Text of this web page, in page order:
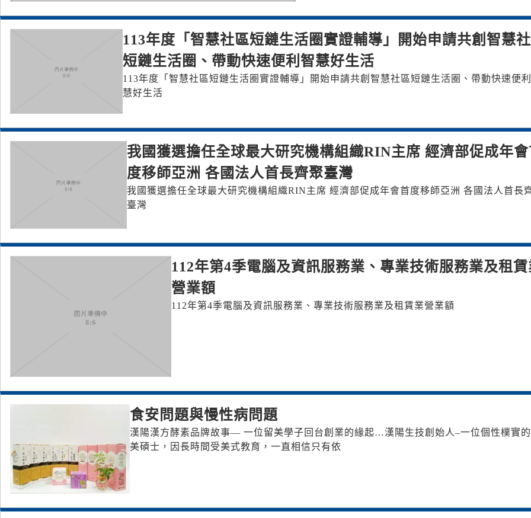
113年度「智慧社區短鏈生活圈實證輔導」開始申請共創智慧
短鏈生活圈、帶動快速便利智慧好生活
113年度「智慧社區短鏈生活圈實證輔導」開始申請共創智慧社區短鏈生活圈、帶動快速便
慧好生活
我國獲選擔任全球最大研究機構組織RIN主席 經濟部促成年
度移師亞洲 各國法人首長齊聚臺灣
我國獲選擔任全球最大研究機構組織RIN主席 經濟部促成年會首度移師亞洲 各國法人首長
臺灣
112年第4季電腦及資訊服務業、專業技術服務業及租
營業額
112年第4季電腦及資訊服務業、專業技術服務業及租賃業營業額
食安問題與慢性病問題
漢陽漢方酵素品牌故事— 一位留美學子回台創業的緣起… 漢陽生技創始人–一位個性樸實
美碩士，因長時間受美式教育，一直相信只有依